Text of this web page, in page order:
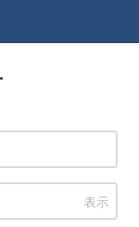
表示